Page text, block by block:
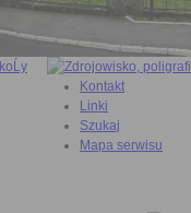
Kontakt
Linki
Szukaj
Mapa serwisu